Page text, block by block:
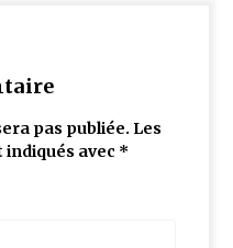
pas publiée. Les
avec *